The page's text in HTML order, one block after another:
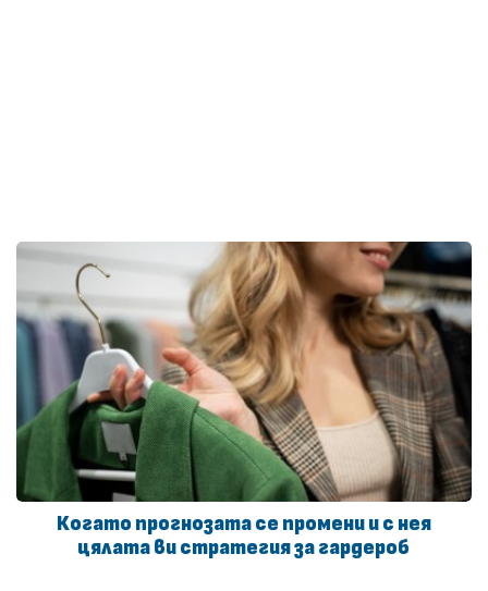
Когато прогнозата се промени и с нея
цялата ви стратегия за гардероб